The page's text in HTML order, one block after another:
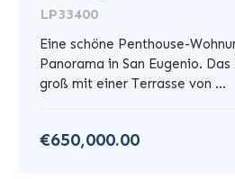
LP33400
Eine schöne Penthouse-
Panorama in San Eugenio.
groß mit einer Terrasse von ...
€650,000.00